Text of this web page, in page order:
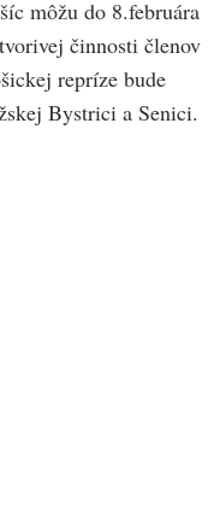
môžu do 8.februára
činnosti členov
repríze bude
Bystrici a Senici.